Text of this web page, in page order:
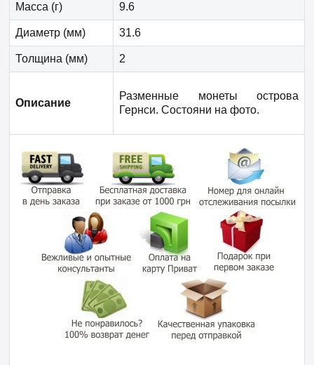
Масса (г) 9.6
Диаметр (мм) 31.6
Толщина (мм) 2
Описание
Разменные монеты острова
Гернси. Состояни на фото.